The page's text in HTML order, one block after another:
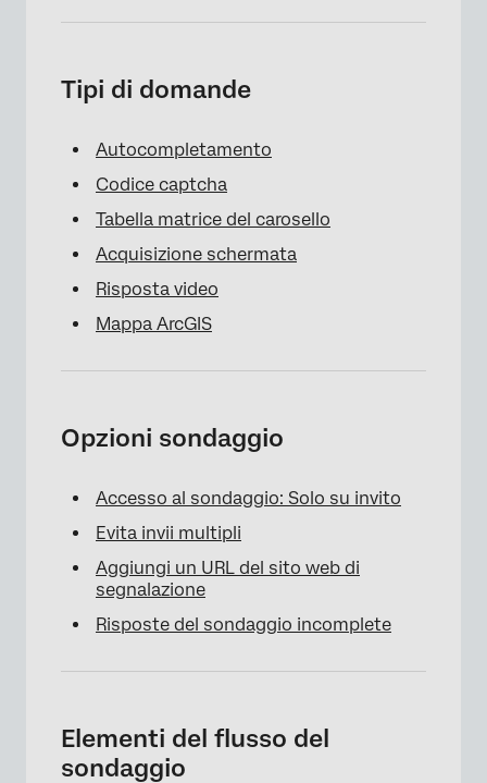
Tipi di domande
Autocompletamento
Codice captcha
Tabella matrice del carosello
Acquisizione schermata
Risposta video
Mappa ArcGIS
Opzioni sondaggio
Accesso al sondaggio: Solo su invito
Evita invii multipli
Aggiungi un URL del sito web di
segnalazione
Risposte del sondaggio incomplete
Elementi del flusso del
sondaggio